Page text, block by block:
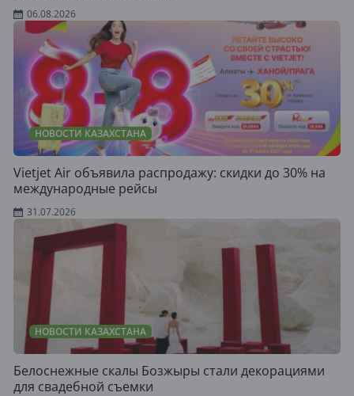
06.08.2026
НОВОСТИ КАЗАХСТАНА
Vietjet Air объявила распродажу: скидки до 30% на
международные рейсы
31.07.2026
НОВОСТИ КАЗАХСТАНА
Белоснежные скалы Бозжыры стали декорациями
для свадебной съемки